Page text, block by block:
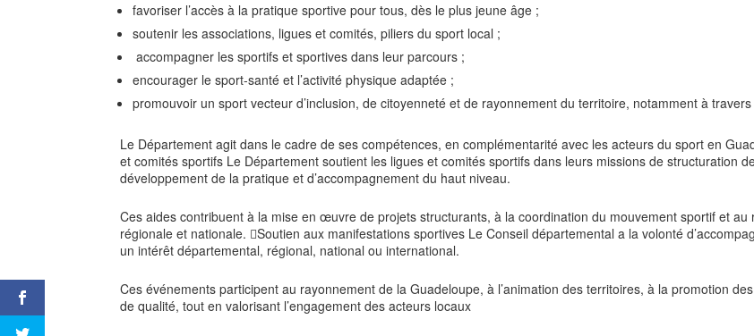
favoriser l’accès à la pratique sportive pour tous, dès le plus jeune âge ;
soutenir les associations, ligues et comités, piliers du sport local ;
accompagner les sportifs et sportives dans leur parcours ;
encourager le sport-santé et l’activité physique adaptée ;
promouvoir un sport vecteur d’inclusion, de citoyenneté et de rayonnement du territoire, notamment à
Le Département agit dans le cadre de ses compétences, en complémentarité avec les acteurs du sport en
et comités sportifs Le Département soutient les ligues et comités sportifs dans leurs missions de structuration
développement de la pratique et d’accompagnement du haut niveau.
Ces aides contribuent à la mise en œuvre de projets structurants, à la coordination du mouvement sportif et au
régionale et nationale. Soutien aux manifestations sportives Le Conseil départemental a la volonté
un intérêt départemental, régional, national ou international.
Ces événements participent au rayonnement de la Guadeloupe, à l’animation des territoires, à la promotion
de qualité, tout en valorisant l’engagement des acteurs locaux